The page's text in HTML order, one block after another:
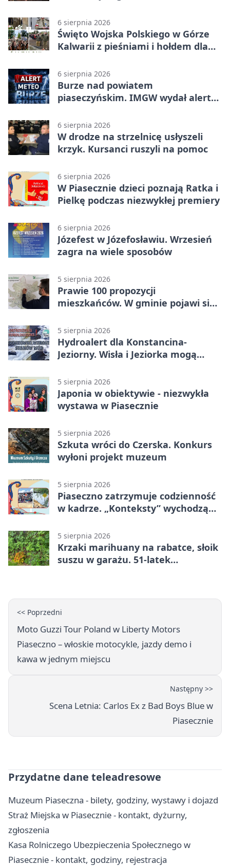
6 sierpnia 2026
Święto Wojska Polskiego w Górze
Kalwarii z pieśniami i hołdem dla
6 sierpnia 2026
Burze nad powiatem
piaseczyńskim. IMGW wydał alert
6 sierpnia 2026
W drodze na strzelnicę usłyszeli
krzyk. Kursanci ruszyli na pomoc
6 sierpnia 2026
W Piasecznie dzieci poznają Ratka i
Pielkę podczas niezwykłej premiery
6 sierpnia 2026
Józefest w Józefosławiu. Wrzesień
zagra na wiele sposobów
5 sierpnia 2026
Prawie 100 propozycji
mieszkańców. W gminie pojawi się
5 sierpnia 2026
Hydroalert dla Konstancina-
Jeziorny. Wisła i Jeziorka mogą
5 sierpnia 2026
Japonia w obiektywie - niezwykła
wystawa w Piasecznie
5 sierpnia 2026
Szkuta wróci do Czerska. Konkurs
wyłoni projekt muzeum
5 sierpnia 2026
Piaseczno zatrzymuje codzienność
w kadrze. „Konteksty” wychodzą
5 sierpnia 2026
Krzaki marihuany na rabatce, słoik
suszu w garażu. 51-latek
<< Poprzedni
Moto Guzzi Tour Poland w Liberty Motors
Piaseczno – włoskie motocykle, jazdy demo i
kawa w jednym miejscu
Następny >>
Scena Letnia: Carlos Ex z Bad Boys Blue w
Piasecznie
Przydatne dane teleadresowe
Muzeum Piaseczna - bilety, godziny, wystawy i dojazd
Straż Miejska w Piasecznie - kontakt, dyżurny,
zgłoszenia
Kasa Rolniczego Ubezpieczenia Społecznego w
Piasecznie - kontakt, godziny, rejestracja